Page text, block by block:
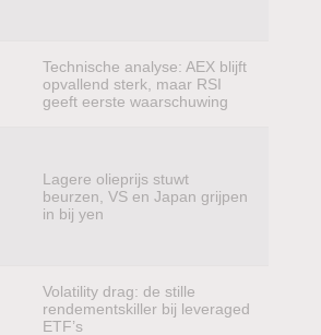
Technische analyse: AEX blijft
opvallend sterk, maar RSI
geeft eerste waarschuwing
Lagere olieprijs stuwt
beurzen, VS en Japan grijpen
in bij yen
Volatility drag: de stille
rendementskiller bij leveraged
ETF’s